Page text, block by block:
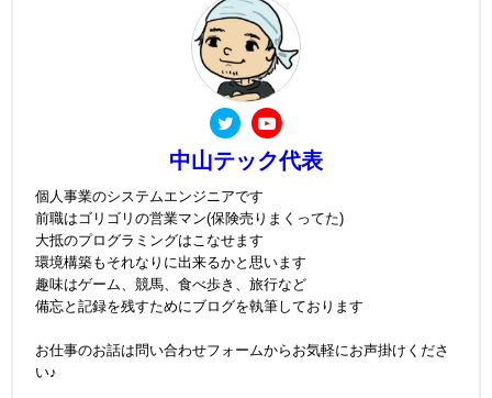
中山テック代表
個人事業のシステムエンジニアです
前職はゴリゴリの営業マン(保険売りまくってた)
大抵のプログラミングはこなせます
環境構築もそれなりに出来るかと思います
趣味はゲーム、競馬、食べ歩き、旅行など
備忘と記録を残すためにブログを執筆しております
お仕事のお話は問い合わせフォームからお気軽にお声掛けくださ
い♪